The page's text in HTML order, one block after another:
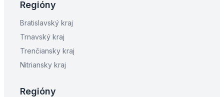
Regióny
Bratislavský kraj
Trnavský kraj
Trenčiansky kraj
Nitriansky kraj
Regióny